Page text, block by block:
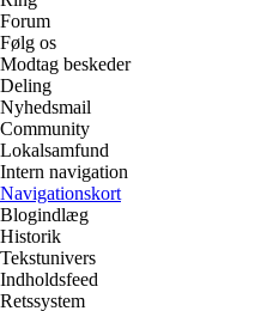
Forum
Følg os
Modtag beskeder
Deling
Nyhedsmail
Community
Lokalsamfund
Intern navigation
Navigationskort
Blogindlæg
Historik
Tekstunivers
Indholdsfeed
Retssystem